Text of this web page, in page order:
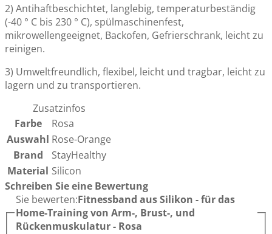
2) Antihaftbeschichtet, langlebig, temperaturbeständig
(-40 ° C bis 230 ° C), spülmaschinenfest,
mikrowellengeeignet, Backofen, Gefrierschrank, leicht zu
reinigen.
3) Umweltfreundlich, flexibel, leicht und tragbar, leicht zu
lagern und zu transportieren.
Zusatzinfos
Farbe
Rosa
Auswahl Rose-Orange
Brand
StayHealthy
Material Silicon
Schreiben Sie eine Bewertung
Sie bewerten:Fitnessband aus Silikon - für das
Home-Training von Arm-, Brust-, und
Rückenmuskulatur - Rosa